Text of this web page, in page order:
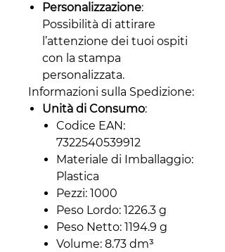
Personalizzazione:
Possibilità di attirare
l’attenzione dei tuoi ospiti
con la stampa
personalizzata.
Informazioni sulla Spedizione:
Unità di Consumo:
Codice EAN:
7322540539912
Materiale di Imballaggio:
Plastica
Pezzi: 1000
Peso Lordo: 1226.3 g
Peso Netto: 1194.9 g
Volume: 8.73 dm³